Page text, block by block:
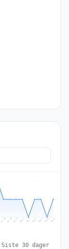
Jul 29 Jul 30 Jul 31 Aug 1 Aug 2 Aug 3 Aug 4 Aug 5 Aug 6
Siste 30 dager